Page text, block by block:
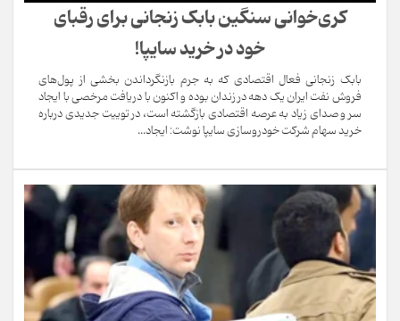
کری‌خوانی سنگین بابک زنجانی برای رقبای
خود در خرید سایپا!
بابک زنجانی فعال اقتصادی که به جرم بازنگرداندن بخشی از پول‌های
فروش نفت ایران یک دهه در زندان بوده و اکنون با دریافت مرخصی با ایجاد
سر و صدای زیاد به عرصه اقتصادی بازگشته است، در توییت جدیدی درباره
خرید سهام شرکت خودروسازی سایپا نوشت: ایجاد...